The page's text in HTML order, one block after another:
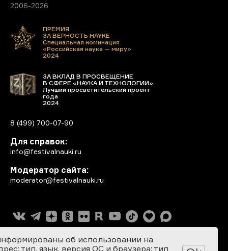
2006-2026
ПРЕМИЯ
ЗА ВЕРНОСТЬ НАУКЕ
Специальная номинация
«Российская наука — миру»
2024
ЗА ВКЛАД В ПРОСВЕЩЕНИЕ
В СФЕРЕ «НАУКА И ТЕХНОЛОГИИ»
Лучший просветительский проект
года
2024
8 (499) 700-07-90
Для справок:
info@festivalnauki.ru
Модератор сайта:
moderator@festivalnauki.ru
об использовании на
тип, язык, версия ОС и браузера; тип